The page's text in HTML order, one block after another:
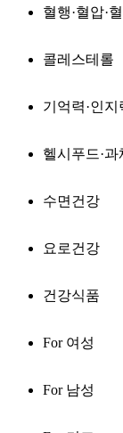
혈행·혈압·
콜레스테롤
기억력·인지
헬시푸드·과
수면건강
요로건강
건강식품
For 여성
For 남성